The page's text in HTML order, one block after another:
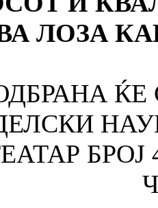
ЛОЗА
БРОЈ